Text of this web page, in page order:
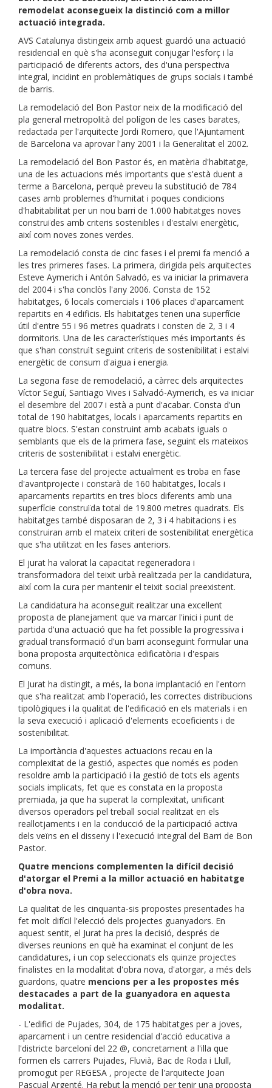
remodelat aconsegueix la distinció com a millor
actuació integrada.
AVS Catalunya distingeix amb aquest guardó una actuació
residencial en què s'ha aconseguit conjugar l'esforç i la
participació de diferents actors, des d'una perspectiva
integral, incidint en problemàtiques de grups socials i també
de barris.
La remodelació del Bon Pastor neix de la modificació del
pla general metropolità del polígon de les cases barates,
redactada per l'arquitecte Jordi Romero, que l'Ajuntament
de Barcelona va aprovar l'any 2001 i la Generalitat el 2002.
La remodelació del Bon Pastor és, en matèria d'habitatge,
una de les actuacions més importants que s'està duent a
terme a Barcelona, ​​perquè preveu la substitució de 784
cases amb problemes d'humitat i poques condicions
d'habitabilitat per un nou barri de 1.000 habitatges noves
construïdes amb criteris sostenibles i d'estalvi energètic,
així com noves zones verdes.
La remodelació consta de cinc fases i el premi fa menció a
les tres primeres fases. La primera, dirigida pels arquitectes
Esteve Aymerich i Antón Salvadó, es va iniciar la primavera
del 2004 i s'ha conclòs l'any 2006. Consta de 152
habitatges, 6 locals comercials i 106 places d'aparcament
repartits en 4 edificis. Els habitatges tenen una superfície
útil d'entre 55 i 96 metres quadrats i consten de 2, 3 i 4
dormitoris. Una de les característiques més importants és
que s'han construït seguint criteris de sostenibilitat i estalvi
energètic de consum d'aigua i energia.
La segona fase de remodelació, a càrrec dels arquitectes
Víctor Seguí, Santiago Vives i Salvadó-Aymerich, es va iniciar
el desembre del 2007 i està a punt d'acabar. Consta d'un
total de 190 habitatges, locals i aparcaments repartits en
quatre blocs. S'estan construint amb acabats iguals o
semblants que els de la primera fase, seguint els mateixos
criteris de sostenibilitat i estalvi energètic.
La tercera fase del projecte actualment es troba en fase
d'avantprojecte i constarà de 160 habitatges, locals i
aparcaments repartits en tres blocs diferents amb una
superfície construïda total de 19.800 metres quadrats. Els
habitatges també disposaran de 2, 3 i 4 habitacions i es
construiran amb el mateix criteri de sostenibilitat energètica
que s'ha utilitzat en les fases anteriors.
El jurat ha valorat la capacitat regeneradora i
transformadora del teixit urbà realitzada per la candidatura,
així com la cura per mantenir el teixit social preexistent.
La candidatura ha aconseguit realitzar una excel·lent
proposta de planejament que va marcar l'inici i punt de
partida d'una actuació que ha fet possible la progressiva i
gradual transformació d'un barri aconseguint formular una
bona proposta arquitectònica edificatòria i d'espais
comuns.
El Jurat ha distingit, a més, la bona implantació en l'entorn
que s'ha realitzat amb l'operació, les correctes distribucions
tipològiques i la qualitat de l'edificació en els materials i en
la seva execució i aplicació d'elements ecoeficients i de
sostenibilitat.
La importància d'aquestes actuacions recau en la
complexitat de la gestió, aspectes que només es poden
resoldre amb la participació i la gestió de tots els agents
socials implicats, fet que es constata en la proposta
premiada, ja que ha superat la complexitat, unificant
diversos operadors pel treball social realitzat en els
reallotjaments i en la conducció de la participació activa
dels veïns en el disseny i l'execució integral del Barri de Bon
Pastor.
Quatre mencions complementen la difícil decisió
d'atorgar el Premi a la millor actuació en habitatge
d'obra nova.
La qualitat de les cinquanta-sis propostes presentades ha
fet molt difícil l'elecció dels projectes guanyadors. En
aquest sentit, el Jurat ha pres la decisió, després de
diverses reunions en què ha examinat el conjunt de les
candidatures, i un cop seleccionats els quinze projectes
finalistes en la modalitat d'obra nova, d'atorgar, a més dels
guardons, quatre mencions per a les propostes més
destacades a part de la guanyadora en aquesta
modalitat.
- L'edifici de Pujades, 304, de 175 habitatges per a joves,
aparcament i un centre residencial d'acció educativa a
l'districte barceloní del 22 @, concretament a l'illa que
formen els carrers Pujades, Fluvià, Bac de Roda i Llull,
promogut per REGESA , projecte de l'arquitecte Joan
Pascual Argenté. Ha rebut la menció per tenir una proposta